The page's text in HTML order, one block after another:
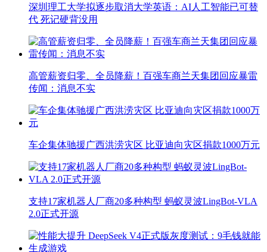
深圳理工大学拟逐步取消大学英语：AI人工智能已可替
代 死记硬背没用
高管薪资归零、全员降薪！百强车商兰天集团回应暴雷
传闻：消息不实
车企集体驰援广西洪涝灾区 比亚迪向灾区捐款1000万元
支持17家机器人厂商20多种构型 蚂蚁灵波LingBot-VLA
2.0正式开源